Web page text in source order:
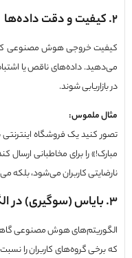
و دقت داده‌ها
خروجی هوش مصنوعی کاملاً
داده‌های ناقص یا اشتباه
شوند.
ملموس:
کنید یک فروشگاه اینترنتی به‌علت
را برای مخاطبانی ارسال کند که
کاربران می‌شود، بلکه می‌تواند
بایاس (سوگیری) در
هوش مصنوعی گاهی دچار
گروه‌های کاربران را نسبت به